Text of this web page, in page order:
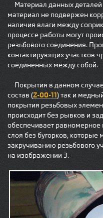
Материал данных
материал не подвержен
наличия влаги между
процессе работы могут
резьбового соединения.
контактирующих участков
соединенных между собой.
Покрытия в данном
состав (Z-00-11) так и
покрытия резьбовых
происходит без рывков и
обеспечивает
слоя без бугорков, которые
закручиванию резьбового
на изображении 3.